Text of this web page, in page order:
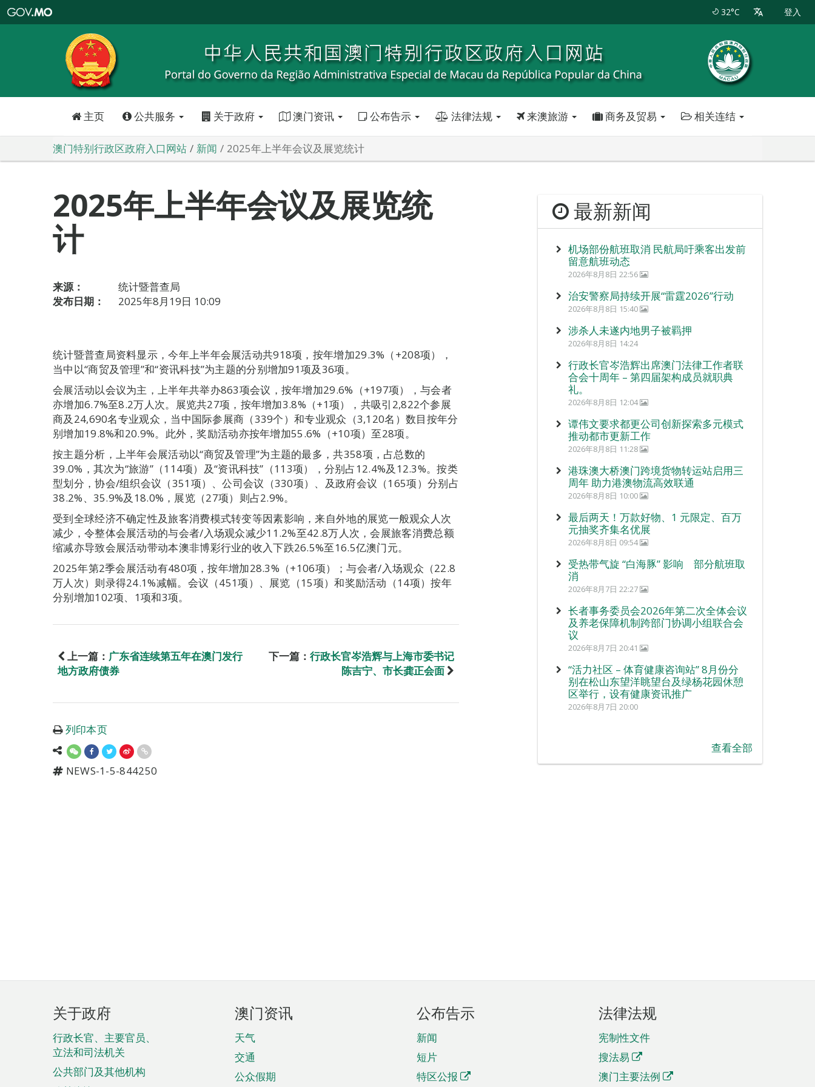
特
政
区
政
口
32°C 登入
主页 公共服务 关于政府 澳门资讯 公布告示 法律法规 来澳旅游 商务及贸易 相关连结
澳门特别行政区政府入口网站 新闻 2025年上半年会议及展览统计
2025年上半年会议及展览统
计
来源：
统计暨普查局
发布日期：
2025年8月19日 10:09
统计暨普查局资料显示，今年上半年会展活动共918项，按年增加29.3%（+208项），
当中以“商贸及管理”和“资讯科技”为主题的分别增加91项及36项。
会展活动以会议为主，上半年共举办863项会议，按年增加29.6%（+197项），与会者
亦增加6.7%至8.2万人次。展览共27项，按年增加3.8%（+1项），共吸引2,822个参展
商及24,690名专业观众，当中国际参展商（339个）和专业观众（3,120名）数目按年分
别增加19.8%和20.9%。此外，奖励活动亦按年增加55.6%（+10项）至28项。
按主题分析，上半年会展活动以“商贸及管理”为主题的最多，共358项，占总数的
39.0%，其次为“旅游”（114项）及“资讯科技”（113项），分别占12.4%及12.3%。按类
型划分，协会/组织会议（351项）、公司会议（330项）、及政府会议（165项）分别占
38.2%、35.9%及18.0%，展览（27项）则占2.9%。
受到全球经济不确定性及旅客消费模式转变等因素影响，来自外地的展览一般观众人次
减少，令整体会展活动的与会者/入场观众减少11.2%至42.8万人次，会展旅客消费总额
缩减亦导致会展活动带动本澳非博彩行业的收入下跌26.5%至16.5亿澳门元。
2025年第2季会展活动有480项，按年增加28.3%（+106项）；与会者/入场观众（22.8
万人次）则录得24.1%减幅。会议（451项）、展览（15项）和奖励活动（14项）按年
分别增加102项、1项和3项。
上一篇： 广东省连续第五年在澳门发行
地方政府债券
下一篇： 行政长官岑浩辉与上海市委书记
陈吉宁、市长龚正会面
列印本页
NEWS-1-5-844250
最新新闻
机场部份航班取消 民航局吁乘客出发前
留意航班动态
2026年8月8日 22:56
治安警察局持续开展“雷霆2026”行动
2026年8月8日 15:40
涉杀人未遂内地男子被羁押
2026年8月8日 14:24
行政长官岑浩辉出席澳门法律工作者联
合会十周年 – 第四届架构成员就职典
礼。
2026年8月8日 12:04
谭伟文要求都更公司创新探索多元模式
推动都市更新工作
2026年8月8日 11:28
港珠澳大桥澳门跨境货物转运站启用三
周年 助力港澳物流高效联通
2026年8月8日 10:00
最后两天！万款好物、1 元限定、百万
元抽奖齐集名优展
2026年8月8日 09:54
受热带气旋 “白海豚” 影响 部分航班取
消
2026年8月7日 22:27
长者事务委员会2026年第二次全体会议
及养老保障机制跨部门协调小组联合会
议
2026年8月7日 20:41
“活力社区 – 体育健康咨询站” 8月份分
别在松山东望洋眺望台及绿杨花园休憩
区举行，设有健康资讯推广
2026年8月7日 20:00
查看全部
页
脚
菜
单
关于政府
行政长官、主要官员、
立法和司法机关
公共部门及其他机构
澳门资讯
天气
交通
公众假期
公布告示
新闻
短片
特区公报
法律法规
宪制性文件
搜法易
澳门主要法例